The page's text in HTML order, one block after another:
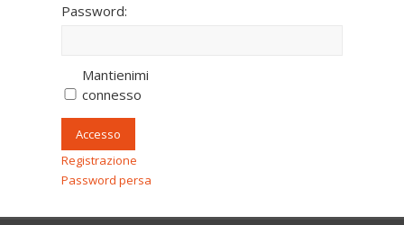
Password:
Mantienimi
connesso
Accesso
Registrazione
Password persa